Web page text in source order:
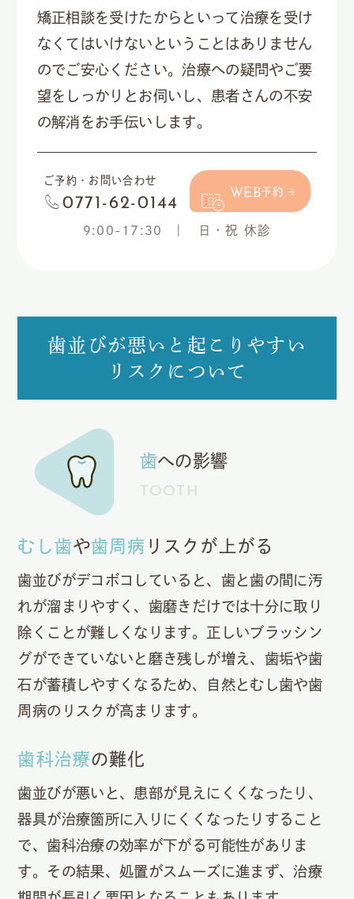
矯正相談を受けたからといって治療を受け
なくてはいけないということはありません
のでご安心ください。治療への疑問やご要
望をしっかりとお伺いし、患者さんの不安
の解消をお手伝いします。
ご予約・お問い合わせ
0771-62-0144 WEB予約
9:00-17:30 日・祝 休診
歯並びが悪いと起こりやすい
リスクについて
歯への影響
TOOTH
むし歯や歯周病 リスクが上がる
歯並びがデコボコしていると、歯と歯の間に汚
れが溜まりやすく、歯磨きだけでは十分に取り
除くことが難しくなります。正しいブラッシン
グができていないと磨き残しが増え、歯垢や歯
石が蓄積しやすくなるため、自然とむし歯や歯
周病のリスクが高まります。
歯科治療の難化
歯並びが悪いと、患部が見えにくくなったり、
器具が治療箇所に入りにくくなったりすること
で、歯科治療の効率が下がる可能性がありま
す。その結果、処置がスムーズに進まず、治療